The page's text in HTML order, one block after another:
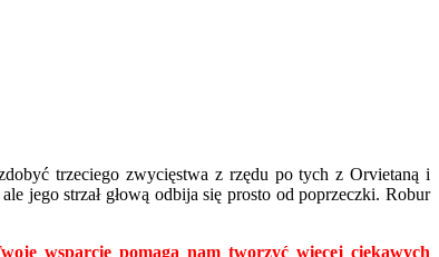
trzeciego zwycięstwa z rzędu po tych z Orvietaną i
jego strzał głową odbija się prosto od poprzeczki. Robur
wsparcie pomaga nam tworzyć więcej ciekawych